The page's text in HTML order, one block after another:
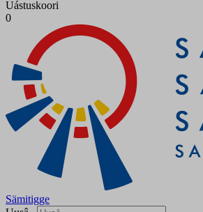
Uástuskoori
0
Sämitigge